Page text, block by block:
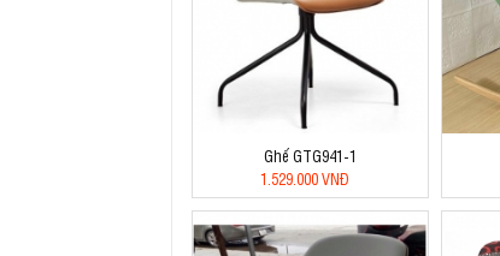
Ghế GTG941-1
1.529.000 VNĐ